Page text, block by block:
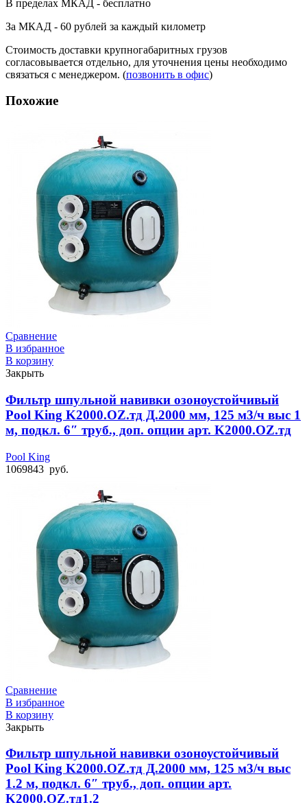
В пределах МКАД - бесплатно
За МКАД - 60 рублей за каждый километр
Стоимость доставки крупногабаритных грузов
согласовывается отдельно, для уточнения цены необходимо
связаться с менеджером. (позвонить в офис)
Похожие
Сравнение
В избранное
В корзину
Закрыть
Фильтр шпульной навивки озоноустойчивый
Pool King K2000.OZ.тд Д.2000 мм, 125 м3/ч выс 1
м, подкл. 6″ труб., доп. опции арт. K2000.OZ.тд
Pool King
1069843 руб.
Сравнение
В избранное
В корзину
Закрыть
Фильтр шпульной навивки озоноустойчивый
Pool King K2000.OZ.тд Д.2000 мм, 125 м3/ч выс
1.2 м, подкл. 6″ труб., доп. опции арт.
K2000.OZ.тд1.2